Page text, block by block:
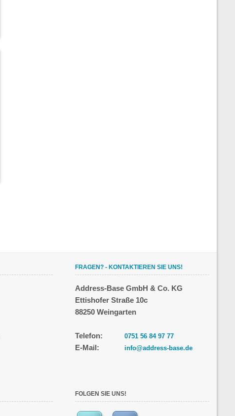
FRAGEN? - KONTAKTIEREN SIE UNS!
Address-Base GmbH & Co. KG
Ettishofer Straße 10c
88250 Weingarten
Telefon: 0751 56 84 97 77
E-Mail: info@address-base.de
FOLGEN SIE UNS!